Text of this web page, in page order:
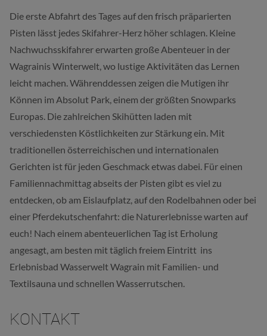
Die erste Abfahrt des Tages auf den frisch präparierten
Pisten lässt jedes Skifahrer-Herz höher schlagen. Kleine
Nachwuchsskifahrer erwarten große Abenteuer in der
Wagrainis Winterwelt, wo lustige Aktivitäten das Lernen
leicht machen. Währenddessen zeigen die Mutigen ihr
Können im Absolut Park, einem der größten Snowparks
Europas. Die zahlreichen Skihütten laden mit
verschiedensten Köstlichkeiten zur Stärkung ein. Mit
traditionellen österreichischen und internationalen
Gerichten ist für jeden Geschmack etwas dabei. Für einen
Familiennachmittag abseits der Pisten gibt es viel zu
entdecken, ob am Eislaufplatz, auf den Rodelbahnen oder bei
einer Pferdekutschenfahrt: die Naturerlebnisse warten auf
euch! Nach einem abenteuerlichen Tag ist Erholung
angesagt, am besten mit täglich freiem Eintritt ins
Erlebnisbad Wasserwelt Wagrain mit Familien- und
Textilsauna und schnellen Wasserrutschen.
KONTAKT